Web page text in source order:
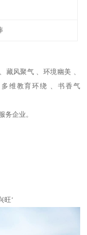
风聚气 、环境幽美 、
维教育环绕 、书香气
务企业。
旺‘